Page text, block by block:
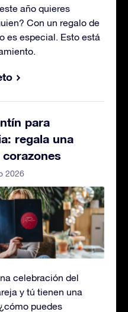
año quieres
Con un regalo de
es especial. Esto está
para
regala una
2026
celebración del
y tú tienen una
puedes